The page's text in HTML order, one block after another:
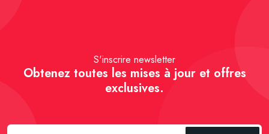
S'inscrire newsletter
Obtenez toutes les mises à jour et offres
exclusives.